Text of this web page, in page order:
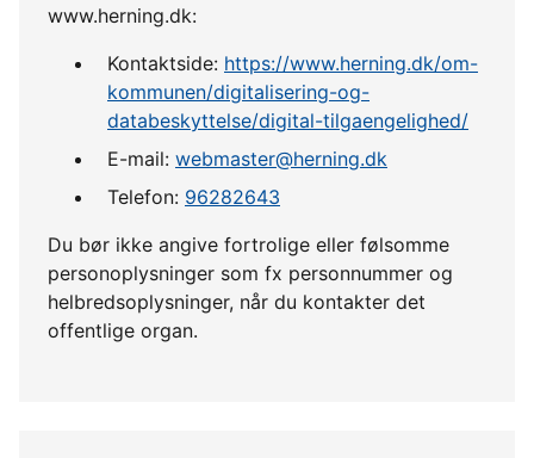
www.herning.dk:
Kontaktside: https://www.herning.dk/om-
kommunen/digitalisering-og-
databeskyttelse/digital-tilgaengelighed/
E-mail: webmaster@herning.dk
Telefon: 96282643
Du bør ikke angive fortrolige eller følsomme
personoplysninger som fx personnummer og
helbredsoplysninger, når du kontakter det
offentlige organ.